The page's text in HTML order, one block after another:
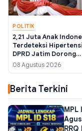
POLITIK
2,21 Juta Anak
Terdeteksi
DPRD Jatim Dorong
Regulasi Label Gizi
08 Agustus 2026
Berita Terkini
MPL